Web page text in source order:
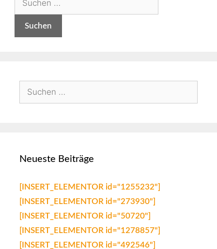
Neueste Beiträge
[INSERT_ELEMENTOR id="1255232"]
[INSERT_ELEMENTOR id="273930"]
[INSERT_ELEMENTOR id="50720"]
[INSERT_ELEMENTOR id="1278857"]
[INSERT_ELEMENTOR id="492546"]